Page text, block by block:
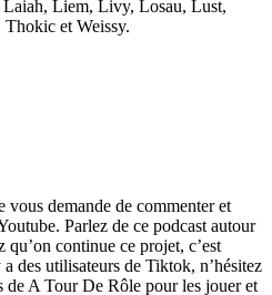
Liem, Livy, Losau, Lust,
et Weissy.
vous demande de commenter et
Parlez de ce podcast autour
qu’on continue ce projet, c’est
des utilisateurs de Tiktok, n’hésitez
de A Tour De Rôle pour les jouer et